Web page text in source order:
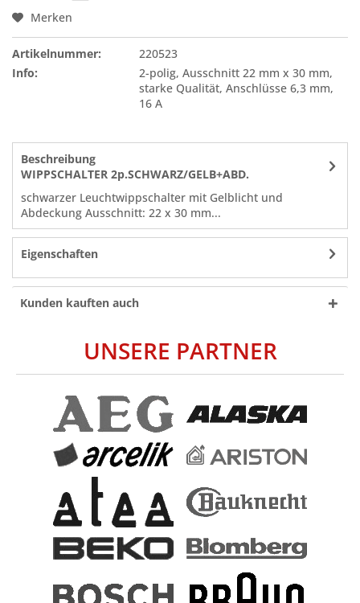
Merken
Artikelnummer:
220523
Info:
2-polig, Ausschnitt 22 mm x 30 mm,
starke Qualität, Anschlüsse 6,3 mm,
16 A
Beschreibung
WIPPSCHALTER 2p.SCHWARZ/GELB+ABD.
schwarzer Leuchtwippschalter mit Gelblicht und
Abdeckung Ausschnitt: 22 x 30 mm...
Eigenschaften
Kunden kauften auch
UNSERE PARTNER